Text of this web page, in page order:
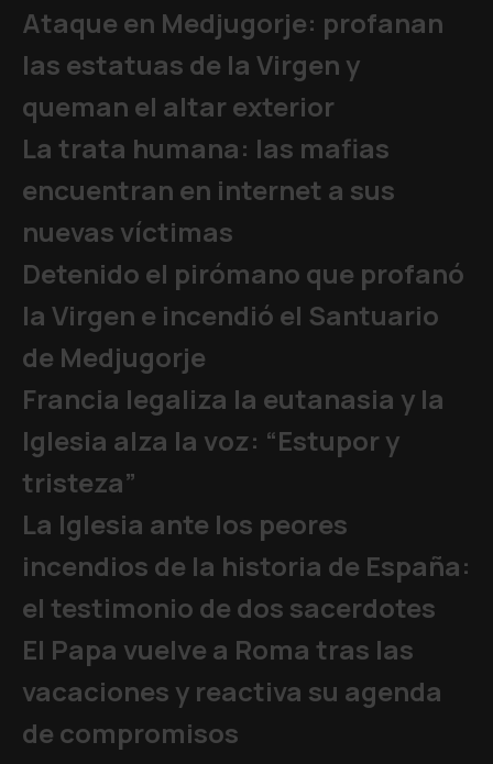
Ataque en Medjugorje: profanan
las estatuas de la Virgen y
queman el altar exterior
La trata humana: las mafias
encuentran en internet a sus
nuevas víctimas
Detenido el pirómano que profanó
la Virgen e incendió el Santuario
de Medjugorje
Francia legaliza la eutanasia y la
Iglesia alza la voz: “Estupor y
tristeza”
La Iglesia ante los peores
incendios de la historia de España:
el testimonio de dos sacerdotes
El Papa vuelve a Roma tras las
vacaciones y reactiva su agenda
de compromisos